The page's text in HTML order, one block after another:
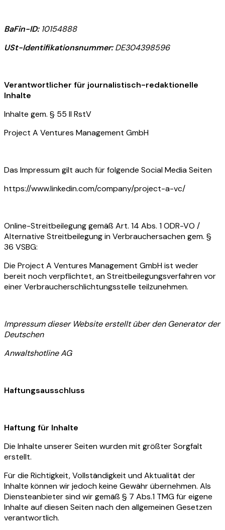
BaFin-ID: 10154888
USt-Identifikationsnummer: DE304398596
Verantwortlicher für journalistisch-redaktionelle
Inhalte
Inhalte gem. § 55 II RstV
Project A Ventures Management GmbH
Das Impressum gilt auch für folgende Social Media Seiten
https://www.linkedin.com/company/project-a-vc/
Online-Streitbeilegung gemäß Art. 14 Abs. 1 ODR-VO /
Alternative Streitbeilegung in Verbrauchersachen gem. §
36 VSBG:
Die Project A Ventures Management GmbH ist weder
bereit noch verpflichtet, an Streitbeilegungsverfahren vor
einer Verbraucherschlichtungsstelle teilzunehmen.
Impressum dieser Website erstellt über den Generator der
Deutschen
Anwaltshotline AG
Haftungsausschluss
Haftung für Inhalte
Die Inhalte unserer Seiten wurden mit größter Sorgfalt
erstellt.
Für die Richtigkeit, Vollständigkeit und Aktualität der
Inhalte können wir jedoch keine Gewähr übernehmen. Als
Diensteanbieter sind wir gemäß § 7 Abs.1 TMG für eigene
Inhalte auf diesen Seiten nach den allgemeinen Gesetzen
verantwortlich.